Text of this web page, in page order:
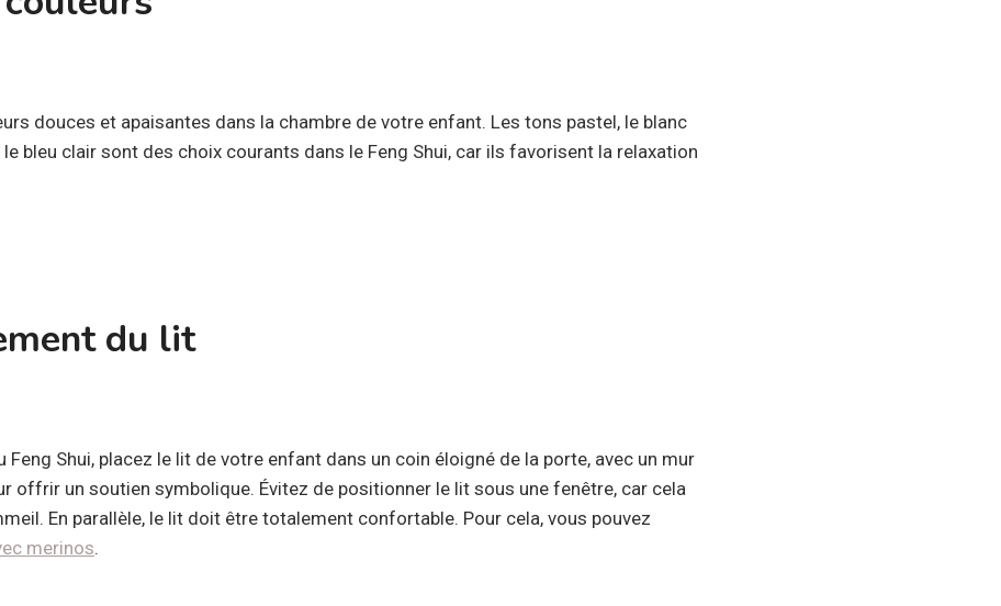
douces et apaisantes dans la chambre de votre enfant. Les tons pastel, le blanc
bleu clair sont des choix courants dans le Feng Shui, car ils favorisent la relaxation
du lit
Feng Shui, placez le lit de votre enfant dans un coin éloigné de la porte, avec un mur
offrir un soutien symbolique. Évitez de positionner le lit sous une fenêtre, car cela
En parallèle, le lit doit être totalement confortable. Pour cela, vous pouvez
merinos.